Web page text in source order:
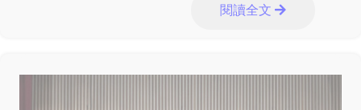
6月15日下午於臺北市松山文創園區「創意劇場」舉辦成果分
閱讀全文